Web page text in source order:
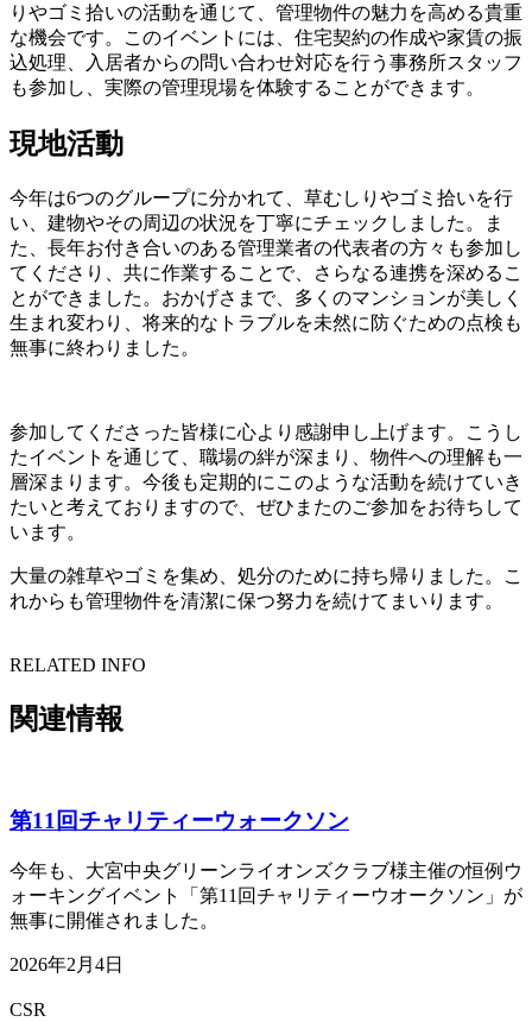
りやゴミ拾いの活動を通じて、管理物件の魅力を高める貴重
な機会です。このイベントには、住宅契約の作成や家賃の振
込処理、入居者からの問い合わせ対応を行う事務所スタッフ
も参加し、実際の管理現場を体験することができます。
現地活動
今年は6つのグループに分かれて、草むしりやゴミ拾いを行
い、建物やその周辺の状況を丁寧にチェックしました。ま
た、長年お付き合いのある管理業者の代表者の方々も参加し
てくださり、共に作業することで、さらなる連携を深めるこ
とができました。おかげさまで、多くのマンションが美しく
生まれ変わり、将来的なトラブルを未然に防ぐための点検も
無事に終わりました。
参加してくださった皆様に心より感謝申し上げます。こうし
たイベントを通じて、職場の絆が深まり、物件への理解も一
層深まります。今後も定期的にこのような活動を続けていき
たいと考えておりますので、ぜひまたのご参加をお待ちして
います。
大量の雑草やゴミを集め、処分のために持ち帰りました。こ
れからも管理物件を清潔に保つ努力を続けてまいります。
RELATED INFO
関連情報
第11回チャリティーウォークソン
今年も、大宮中央グリーンライオンズクラブ様主催の恒例ウ
ォーキングイベント「第11回チャリティーウオークソン」が
無事に開催されました。
2026年2月4日
CSR